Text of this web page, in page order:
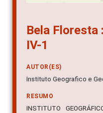
Bela Floresta
IV-1
AUTOR(ES)
Instituto Geografico e
RESUMO
INSTITUTO